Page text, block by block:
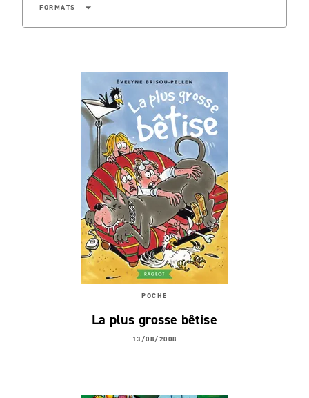
FORMATS arrow_drop_down
POCHE
La plus grosse bêtise
13/08/2008